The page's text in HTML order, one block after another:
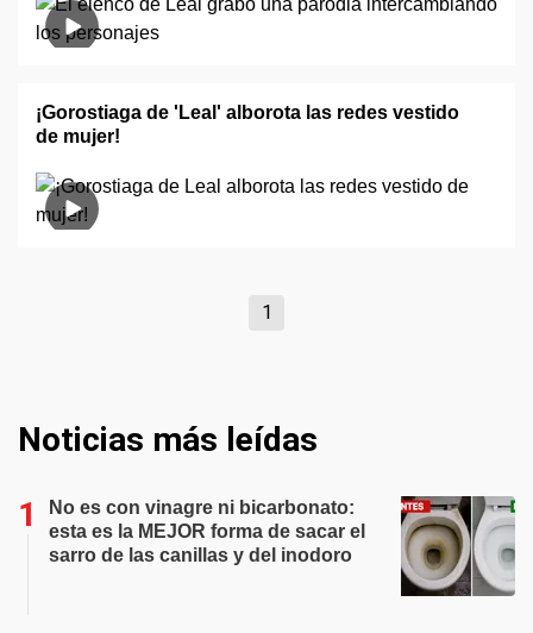
¡Gorostiaga de 'Leal' alborota las redes vestido
de mujer!
1
Noticias más leídas
No es con vinagre ni bicarbonato:
esta es la MEJOR forma de sacar el
sarro de las canillas y del inodoro